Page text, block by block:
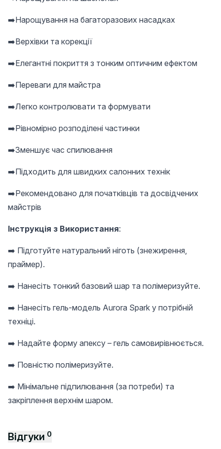
➡️Нарощування на багаторазових насадках
➡️Верхівки та корекції
➡️Елегантні покриття з тонким оптичним ефектом
➡️Переваги для майстра
➡️Легко контролювати та формувати
➡️Рівномірно розподілені частинки
➡️Зменшує час спилювання
➡️Підходить для швидких салонних технік
➡️Рекомендовано для початківців та досвідчених
майстрів
Інструкція з Використання:
➡️ Підготуйте натуральний ніготь (знежирення,
праймер).
➡️ Нанесіть тонкий базовий шар та полімеризуйте.
➡️ Нанесіть гель-модель Aurora Spark у потрібній
техніці.
➡️ Надайте форму апексу – гель самовирівнюється.
➡️ Повністю полімеризуйте.
➡️ Мінімальне підпилювання (за потреби) та
закріплення верхнім шаром.
Відгуки 0